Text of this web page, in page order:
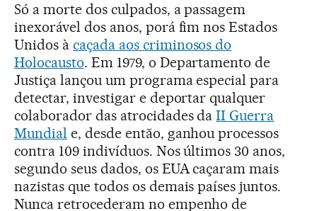
Só a morte dos culpados, a passagem
inexorável dos anos, porá fim nos Estados
Unidos à caçada aos criminosos do
Holocausto. Em 1979, o Departamento de
Justiça lançou um programa especial para
detectar, investigar e deportar qualquer
colaborador das atrocidades daII Guerra
Mundial e, desde então, ganhou processos
contra 109 indivíduos. Nos últimos 30 anos,
segundo seus dados, os EUA caçaram mais
nazistas que todos os demais países juntos.
Nunca retrocederam no empenho de